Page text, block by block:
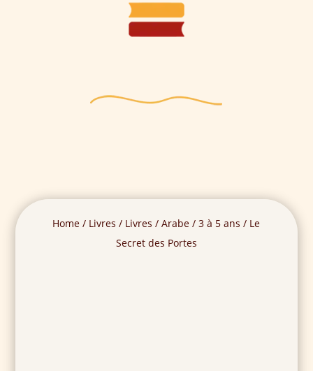
Home / Livres / Livres /Arabe /3 à 5 ans / Le
Secret des Portes